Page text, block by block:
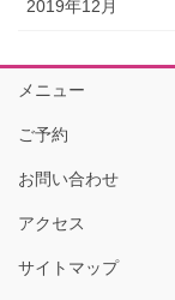
2019年12月
メニュー
ご予約
お問い合わせ
アクセス
サイトマップ